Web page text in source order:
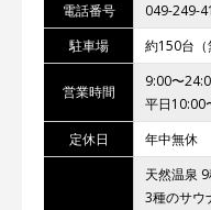
電話番号
049-249-
駐車場
約150台（
営業時間
9:00〜
平日10:00
定休日
年中無休
天然温泉
3種のサウ